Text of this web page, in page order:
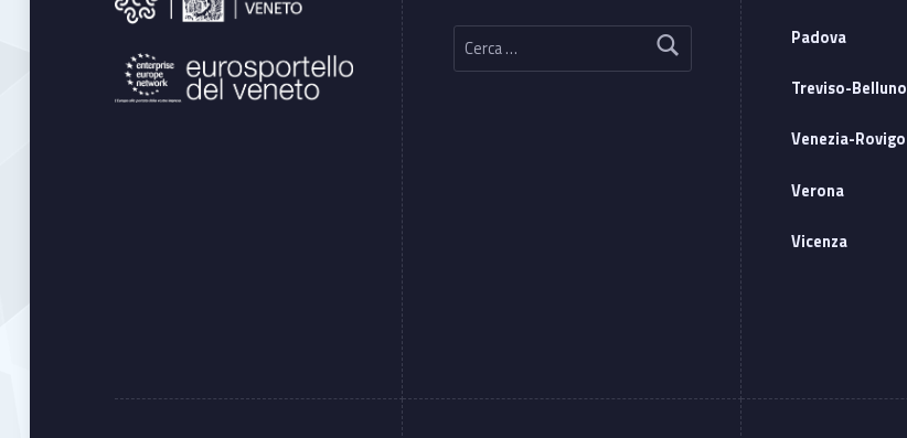
Ricerca per:
Padova
Treviso-Belluno
Venezia-Rovigo
Verona
Vicenza